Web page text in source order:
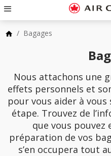
Passez
la
page
Passer
Passer
recherche
liens
en
bas
page
Passer
au
du
site
Passer
Pour
/ Bagages
Nous attachons une
effets personnels et
pour vous aider à
étape. Trouvez de
que vous
préparation de vos
s’en occupera tout